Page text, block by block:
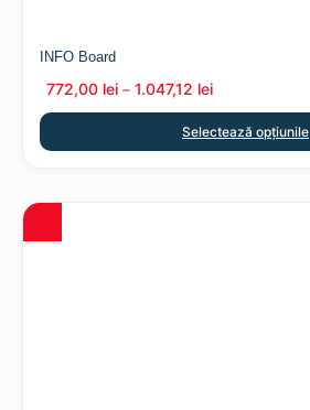
INFO Board
772,00 lei – 1.047,12 lei
Selectează opțiunile